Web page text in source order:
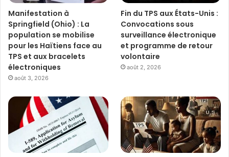
Manifestation à
Springfield (Ohio) : La
population se mobilise
pour les Haïtiens face au
TPS et aux bracelets
électroniques
août 3, 2026
Fin du TPS aux États-Unis :
Convocations sous
surveillance électronique
et programme de retour
volontaire
août 2, 2026